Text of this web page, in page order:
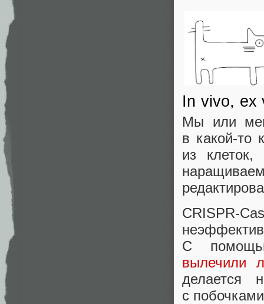
In vivo, ex
Мы или
в какой‑то
из
С помощью
вылечили
делается
с